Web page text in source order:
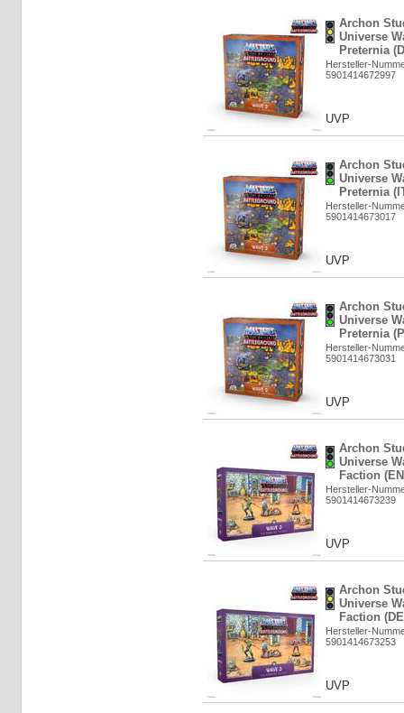
Archon
Universe
Preternia
Hersteller-
5901414672997
UVP
Archon
Universe
Preternia
Hersteller-
5901414673017
UVP
Archon
Universe
Preternia
Hersteller-
5901414673031
UVP
Archon
Universe
Faction
Hersteller-
5901414673239
UVP
Archon
Universe
Faction
Hersteller-
5901414673253
UVP